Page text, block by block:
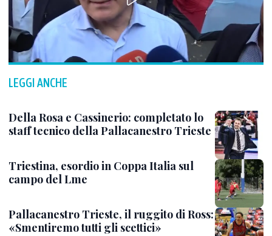
LEGGI ANCHE
Della Rosa e Cassinerio: completato lo
staff tecnico della Pallacanestro Trieste
Triestina, esordio in Coppa Italia sul
campo del Lme
Pallacanestro Trieste, il ruggito di Ross:
«Smentiremo tutti gli scettici»